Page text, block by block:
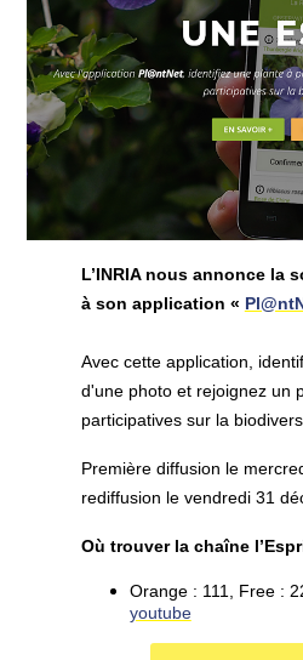
L’INRIA nous annonce la
à son application «
Avec cette application,
d'une photo et rejoignez un
participatives sur la
Première diffusion le
rediffusion le vendredi 31
Où trouver la chaîne
Orange : 111, Free :
youtube